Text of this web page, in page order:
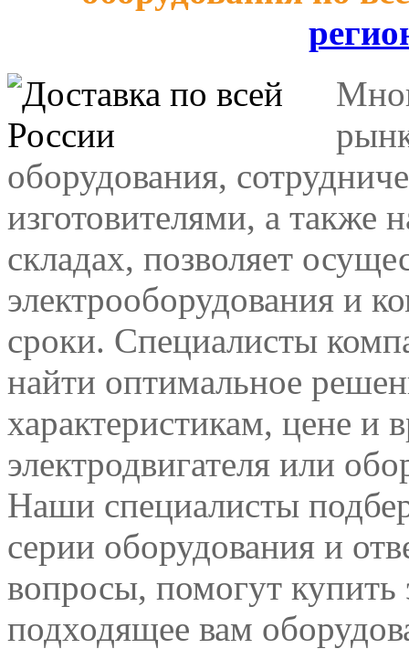
оборудования,
изготовителями, а также
складах, позволяет
электрооборудования и
сроки. Специалисты
найти оптимальное
характеристикам, цене и
электродвигателя или
Наши специалисты
серии оборудования и
вопросы, помогут купить
подходящее вам